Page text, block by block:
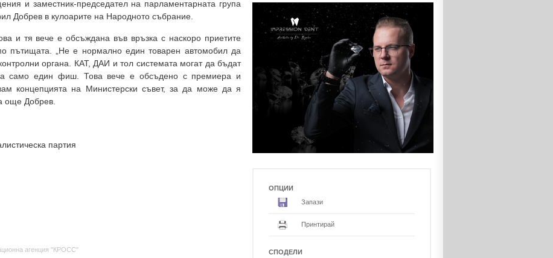
и заместник-председател на парламентарната група
в кулоарите на Народното събрание.
и тя вече е обсъждана във връзка с наскоро приетите
пътищата. „Не е нормално един товарен автомобил да
органа. КАТ, ДАИ и тол системата могат да бъдат
само един фиш. Това вече е обсъдено с премиера и
концепцията на Министерски съвет, за да може да я
още Добрев.
партия
агенция "КРОСС"
ОПЦИИ
Запази
Принтирай
СПОДЕЛИ